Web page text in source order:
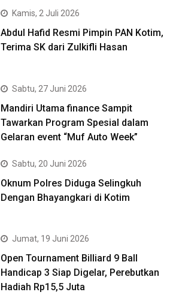
Kamis, 2 Juli 2026
Abdul Hafid Resmi Pimpin PAN Kotim,
Terima SK dari Zulkifli Hasan
Sabtu, 27 Juni 2026
Mandiri Utama finance Sampit
Tawarkan Program Spesial dalam
Gelaran event “Muf Auto Week”
Sabtu, 20 Juni 2026
Oknum Polres Diduga Selingkuh
Dengan Bhayangkari di Kotim
Jumat, 19 Juni 2026
Open Tournament Billiard 9 Ball
Handicap 3 Siap Digelar, Perebutkan
Hadiah Rp15,5 Juta